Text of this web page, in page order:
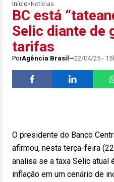
Início> Notícias
BC está
Selic diante de
tarifas
PorAgência Brasil 22/04/25 -
O presidente do Banco
afirmou, nesta terça-feira
analisa se a taxa Selic atual
inflação em um cenário de